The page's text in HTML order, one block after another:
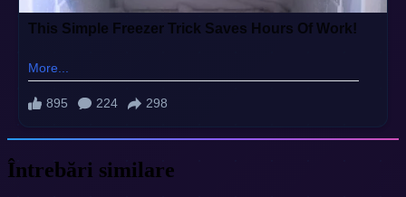
Întrebări similare